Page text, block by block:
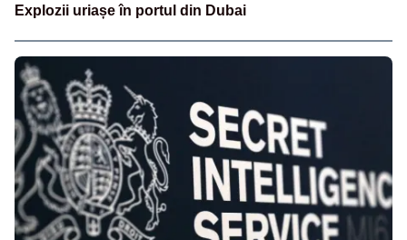
Explozii uriașe în portul din Dubai